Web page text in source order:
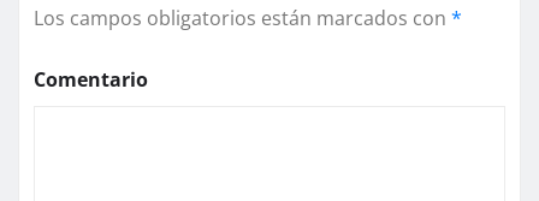
Los campos obligatorios están marcados con *
Comentario